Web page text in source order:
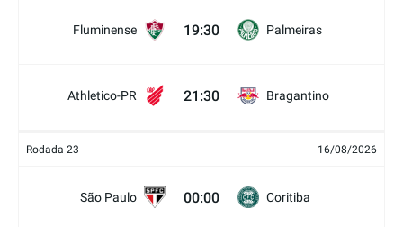
Fluminense 19:30 Palmeiras
Athletico-PR 21:30 Bragantino
Rodada 23 16/08/2026
São Paulo 00:00 Coritiba